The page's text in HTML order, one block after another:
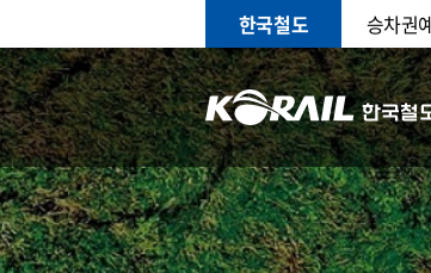
한국철도 승차권
홍보